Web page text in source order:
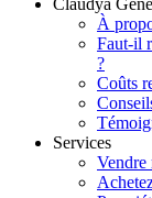
À
Faut-il
?
Coûts
Services
Vendre